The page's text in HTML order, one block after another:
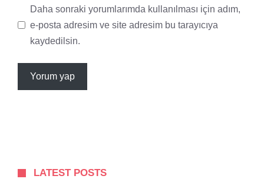
Daha sonraki yorumlarımda kullanılması için adım,
e-posta adresim ve site adresim bu tarayıcıya
kaydedilsin.
LATEST POSTS